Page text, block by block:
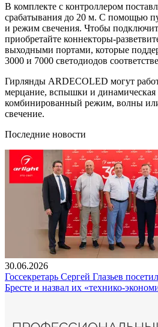
В комплекте с контроллером
срабатывания до 20 м. С помощью
и режим свечения. Чтобы
приобретайте коннекторы-
выходными портами, которые
3000 и 7000 светодиодов
Гирлянды ARDECOLED могут
мерцание, вспышки и динамическая
комбинированный режим, волны
свечение.
Последние новости
30.06.2026
Госсекретарь Сергей Глазьев
Бресте и назвал их «технико-